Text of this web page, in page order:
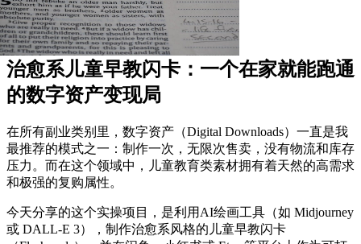
治愈系儿童早教闪卡：一个在家就能跑通
的数字资产变现局
在所有副业类别里，数字资产（Digital Downloads）一直是我
最推荐的模式之一：制作一次，无限次售卖，没有物流和库存
压力。而在这个领域中，儿童教育类素材拥有着天然的高需求
和极强的复购属性。
今天分享的这个实操项目，是利用AI绘画工具（如 Midjourney
或 DALL-E 3），制作治愈系风格的儿童早教闪卡